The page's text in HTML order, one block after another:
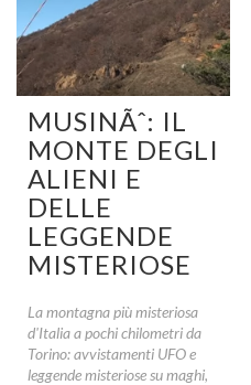
MUSINÃˆ: IL
MONTE DEGLI
ALIENI E
DELLE
LEGGENDE
MISTERIOSE
La montagna più misteriosa
d'Italia a pochi chilometri da
Torino: avvistamenti UFO e
leggende misteriose su maghi,